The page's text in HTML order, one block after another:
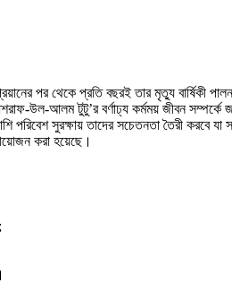
পর থেকে প্রতি বছরই তার মৃত্যু বার্ষিকী
উল-আলম টুটু’র বর্ণাঢ্য কর্মময় জীবন
পরিবেশ সুরক্ষায় তাদের সচেতনতা তৈরী
করা হয়েছে।